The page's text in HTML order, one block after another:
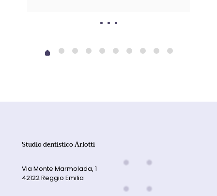
Studio dentistico Arlotti
Via Monte Marmolada, 1
42122 Reggio Emilia